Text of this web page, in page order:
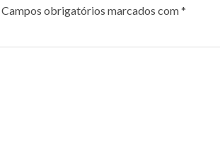
Campos obrigatórios marcados com*